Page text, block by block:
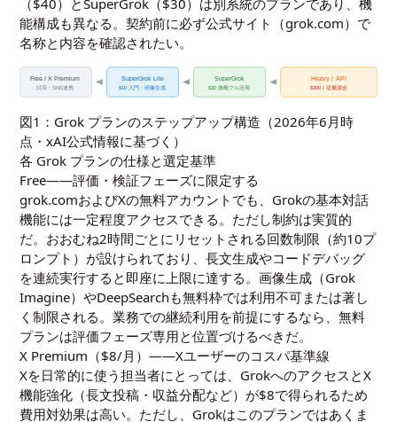
（$40）とSuperGrok（$30）は別系統のプランであり、機
能構成も異なる。契約前に必ず公式サイト（grok.com）で
名称と内容を確認されたい。
Free / X Premium
試用・SNS連携
SuperGrok Lite
$10 入門・画像生成
SuperGrok
$30 旗艦フル活用
Heavy / API
$300 / 従量課金
図1：Grok プランのステップアップ構造（2026年6月時
点・xAI公式情報に基づく）
各 Grok プランの仕様と選定基準
Free——評価・検証フェーズに限定する
grok.comおよびXの無料アカウントでも、Grokの基本対話
機能には一定程度アクセスできる。ただし制約は実質的
だ。おおむね2時間ごとにリセットされる回数制限（約10プ
ロンプト）が設けられており、長文生成やコードデバッグ
を連続実行すると即座に上限に達する。画像生成（Grok
Imagine）やDeepSearchも無料枠では利用不可または著し
く制限される。業務での継続利用を前提にするなら、無料
プランは評価フェーズ専用と位置づけるべきだ。
X Premium（$8/月）——Xユーザーのコスパ基準線
Xを日常的に使う担当者にとっては、GrokへのアクセスとX
機能強化（長文投稿・収益分配など）が$8で得られるため
費用対効果は高い。ただし、Grokはこのプランではあくま